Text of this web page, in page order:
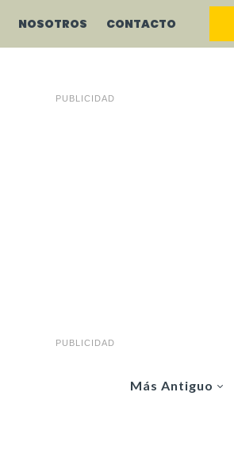
NOSOTROS CONTACTO
PUBLICIDAD
PUBLICIDAD
Más Antiguo